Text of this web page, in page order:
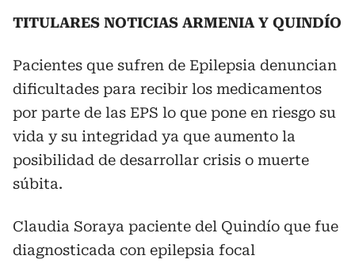
TITULARES NOTICIAS ARMENIA Y QUINDÍO
Pacientes que sufren de Epilepsia denuncian
dificultades para recibir los medicamentos
por parte de las EPS lo que pone en riesgo su
vida y su integridad ya que aumento la
posibilidad de desarrollar crisis o muerte
súbita.
Claudia Soraya paciente del Quindío que fue
diagnosticada con epilepsia focal